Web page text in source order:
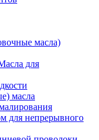
масла)
для
масла
для непрерывного